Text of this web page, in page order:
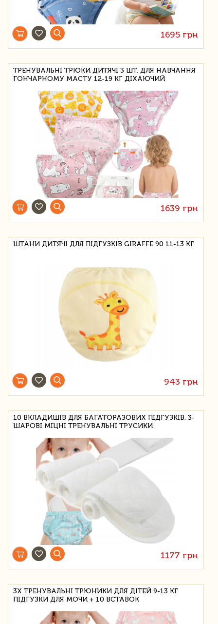
1695 грн
ТРЕНУВАЛЬНІ ТРЮКИ ДИТЯЧІ 3 ШТ. ДЛЯ НАВЧАННЯ
ГОНЧАРНОМУ МАСТУ 12-19 КГ ДІХАЮЧИЙ
1639 грн
ШТАНИ ДИТЯЧІ ДЛЯ ПІДГУЗКІВ GIRAFFE 90 11-13 КГ
943 грн
10 ВКЛАДИШІВ ДЛЯ БАГАТОРАЗОВИХ ПІДГУЗКІВ, 3-
ШАРОВІ МІЦНІ ТРЕНУВАЛЬНІ ТРУСИКИ
1177 грн
3X ТРЕНУВАЛЬНІ ТРЮНИКИ ДЛЯ ДІТЕЙ 9-13 КГ
ПІДГУЗКИ ДЛЯ МОЧИ + 10 ВСТАВОК